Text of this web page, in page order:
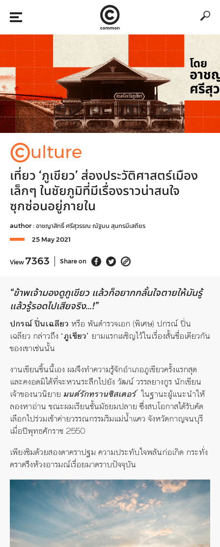
©ulture
เที่ยว ‘ภูเขียว’ ส่องประวัติศาสตร์เมือง
เล็กๆ ในชัยภูมิที่มีเรื่องราวน่าสนใจ
ซุกซ่อนอยู่ภายใน
author :อาชญาสิทธิ์ ศรีสุวรรณ ณัฐมน สุนทรมีเสถียร
25 May 2021
View 7363 Share on
“ข้าพเจ้ามองดูภูเขียว แล้วก็อยากกลั้นใจตายให้มันรู้
แล้วรู้รอดไปเสียจริง…!”
ปกรณ์ ปิ่นเฉลียว หรือ พันตำรวจเอก (พิเศษ) ปกรณ์ ปิ่น
เฉลียว กล่าวถึง ‘ภูเขียว’ ยามแรกเผชิญไว้ในเรื่องสั้นชื่อเดียวกัน
ของเขาเช่นนั้น
งานเขียนชิ้นนี้เอง ผมจึงทำความรู้จักอำเภอภูเขียวครั้งแรกสุด
และคงอดมิได้ที่จะหวนระลึกไปยัง วัฒน์ วรรลยางกูร นักเขียน
เจ้าของนวนิยาย มนต์รักทรานซิสเตอร์ในฐานะผู้แนะนำให้
ลองหาอ่าน ขณะผมเรียนชั้นมัธยมปลาย ซึ่งสบโอกาสได้รับคัด
เลือกไปร่วมเข้าค่ายวรรณกรรมริมแม่น้ำแคว จังหวัดกาญจนบุรี
เมื่อปีพุทธศักราช 2550
เพียงชิมด้วยสองตาคราปฐม ความประทับใจพลันก่อเกิด กระทั่ง
ตราตรึงห้วงอารมณ์เรื่อยมาตราบปัจจุบัน